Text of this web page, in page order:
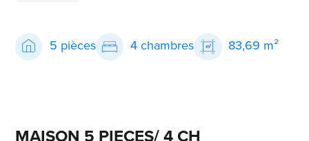
5 pièces 4 chambres 83,69 m²
MAISON 5 PIECES/ 4 CH